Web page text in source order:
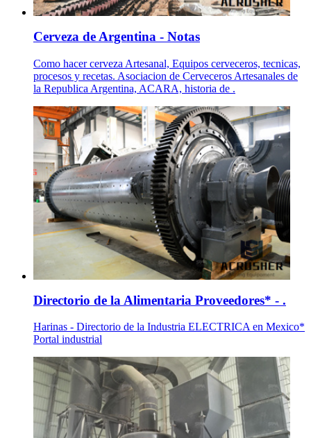
Cerveza de Argentina - Notas
Como hacer cerveza Artesanal, Equipos cerveceros, tecnicas,
procesos y recetas. Asociacion de Cerveceros Artesanales de
la Republica Argentina, ACARA, historia de .
Directorio de la Alimentaria Proveedores* - .
Harinas - Directorio de la Industria ELECTRICA en Mexico*
Portal industrial